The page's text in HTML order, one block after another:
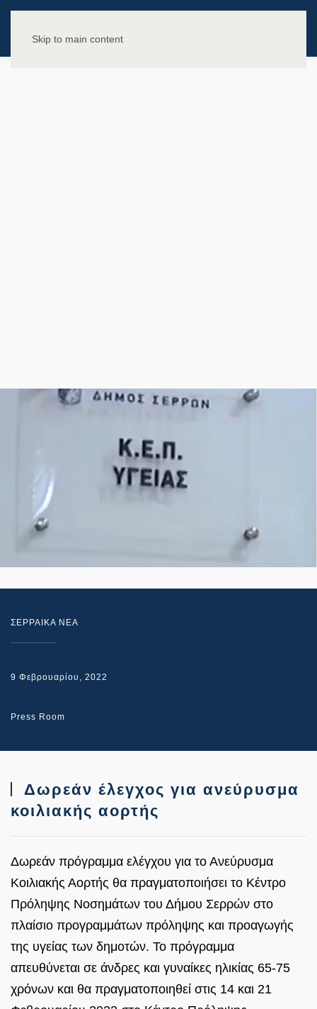
Skip to main content
ΣΕΡΡΑΙΚΑ ΝΕΑ
9 Φεβρουαρίου, 2022
Press Room
Δωρεάν έλεγχος για ανεύρυσμα
κοιλιακής αορτής
Δωρεάν πρόγραμμα ελέγχου για το Ανεύρυσμα
Κοιλιακής Αορτής θα πραγματοποιήσει το Κέντρο
Πρόληψης Νοσημάτων του Δήμου Σερρών στο
πλαίσιο προγραμμάτων πρόληψης και προαγωγής
της υγείας των δημοτών. Το πρόγραμμα
απευθύνεται σε άνδρες και γυναίκες ηλικίας 65-75
χρόνων και θα πραγματοποιηθεί στις 14 και 21